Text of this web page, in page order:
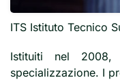
ITS Istituto Tecnico
Istituiti nel
specializzazione. I